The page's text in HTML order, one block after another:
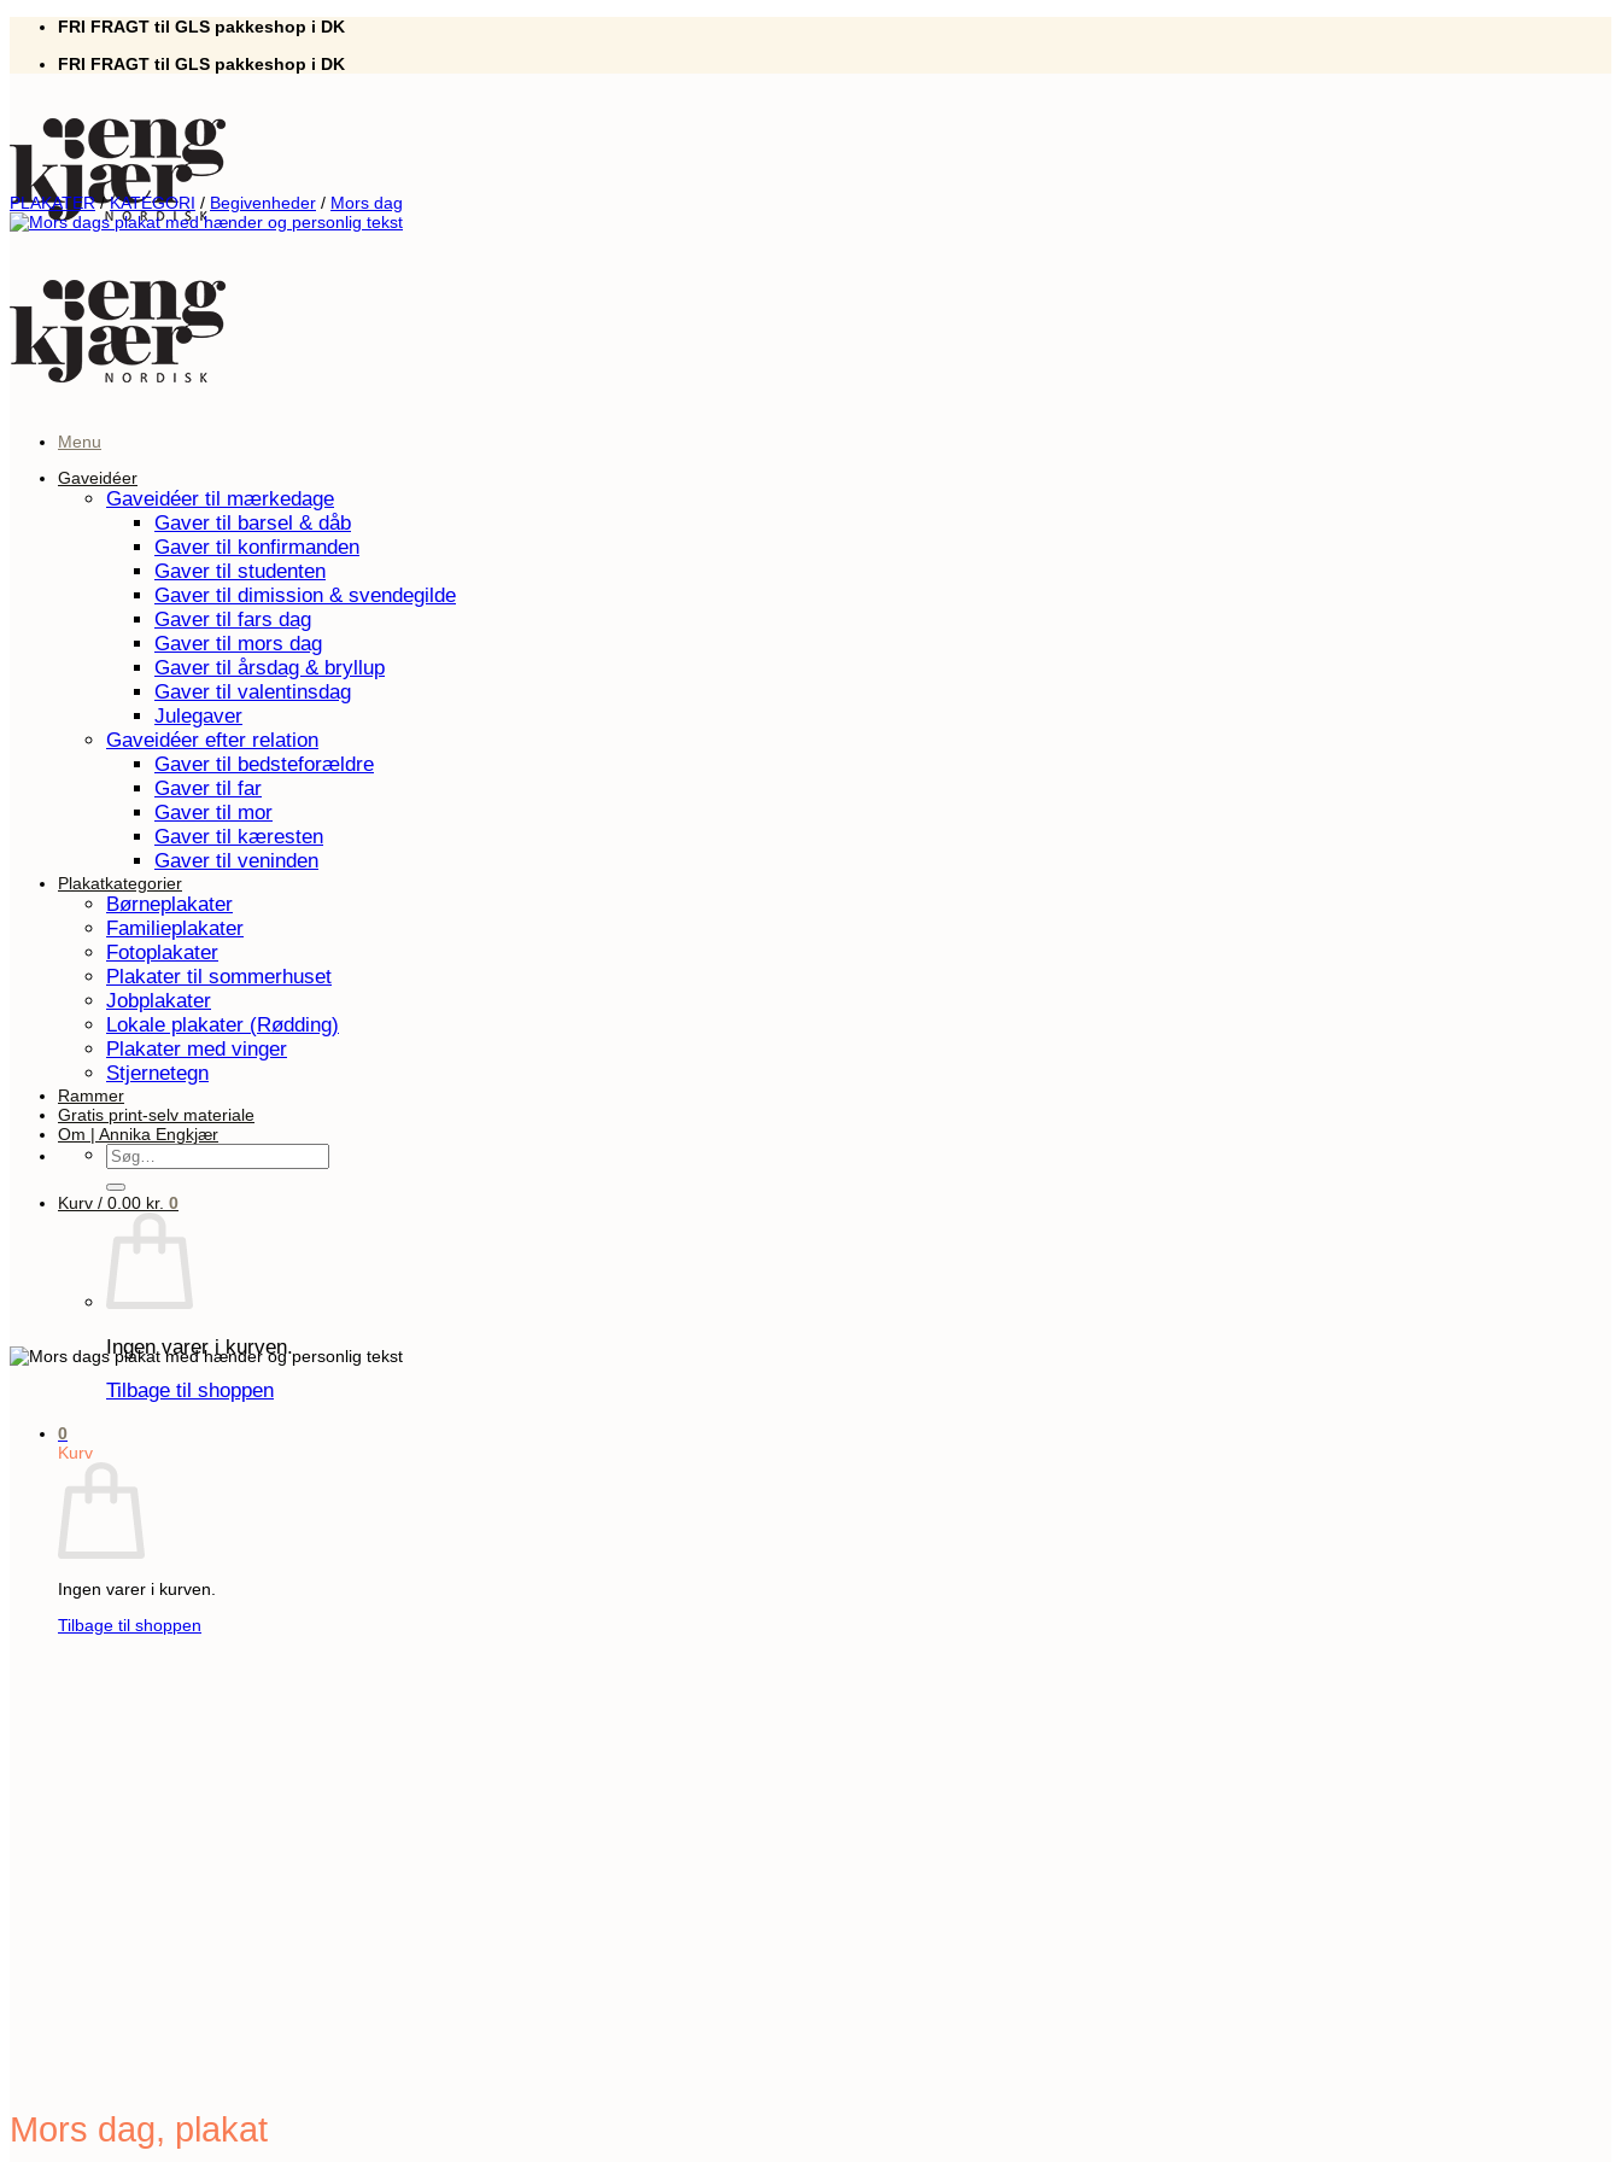
Fortsæt
indhold
FRI FRAGT til GLS pakkeshop i DK
FRI FRAGT til GLS pakkeshop i DK
Menu
Gaveidéer
Gaveidéer til mærkedage
Gaver til barsel & dåb
Gaver til konfirmanden
Gaver til studenten
Gaver til dimission & svendegilde
Gaver til fars dag
Gaver til mors dag
Gaver til årsdag & bryllup
Gaver til valentinsdag
Julegaver
Gaveidéer efter relation
Gaver til bedsteforældre
Gaver til far
Gaver til mor
Gaver til kæresten
Gaver til veninden
Plakatkategorier
Børneplakater
Familieplakater
Fotoplakater
Plakater til sommerhuset
Jobplakater
Lokale plakater (Rødding)
Plakater med vinger
Stjernetegn
Rammer
Gratis print-selv materiale
Om | Annika Engkjær
Søg
efter:
Kurv / 0.00 kr. 0
Ingen varer i kurven.
Tilbage til shoppen
0
Kurv
Ingen varer i kurven.
Tilbage til shoppen
PLAKATER / KATEGORI / Begivenheder / Mors dag
Mors dag, plakat